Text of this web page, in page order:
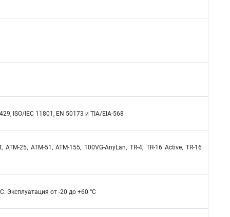
ISO/IEC 11801, EN 50173 и TIA/EIA-568
ATM-25, ATM-51, ATM-155, 100VG-AnyLan, TR-4, TR-16 Active, TR-16
Эксплуатация от -20 до +60 °C